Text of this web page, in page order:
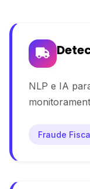
NLP e IA
Fraude